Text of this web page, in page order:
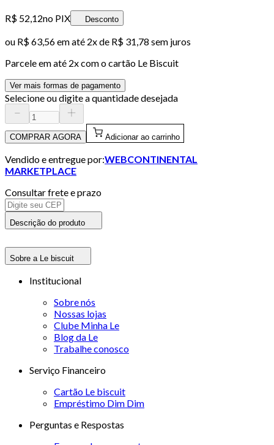
R$ 52,12no PIX Desconto
ou R$ 63,56em até 2x de R$ 31,78 sem juros
Parcele em até 2x com o cartão Le Biscuit
Ver mais formas de pagamento
Selecione ou digite a quantidade desejada
COMPRAR AGORA Adicionar ao carrinho
Vendido e entregue por:WEBCONTINENTAL
MARKETPLACE
Consultar frete e prazo
Descrição do produto
Sobre a Le biscuit
Institucional
Sobre nós
Nossas lojas
Clube Minha Le
Blog da Le
Trabalhe conosco
Serviço Financeiro
Cartão Le biscuit
Empréstimo Dim Dim
Perguntas e Respostas